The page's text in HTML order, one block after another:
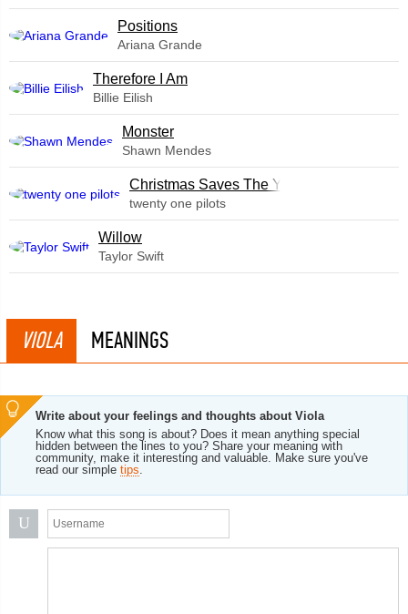
​Positions
Ariana Grande
Therefore I Am
Billie Eilish
Monster
Shawn Mendes
Christmas Saves The Year
twenty one pilots
Willow
Taylor Swift
VIOLA MEANINGS
Write about your feelings and thoughts about Viola
Know what this song is about? Does it mean anything special
hidden between the lines to you? Share your meaning with
community, make it interesting and valuable. Make sure you've
read our simple tips.
U